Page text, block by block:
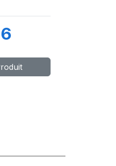
HP4